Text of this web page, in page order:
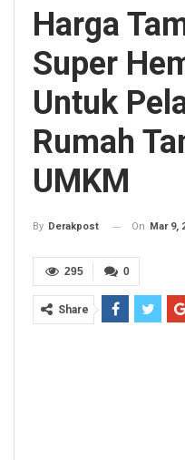
Harga
Super
Untuk
Rumah
UMKM
By Derakpost On Mar 9,
0
295
Share